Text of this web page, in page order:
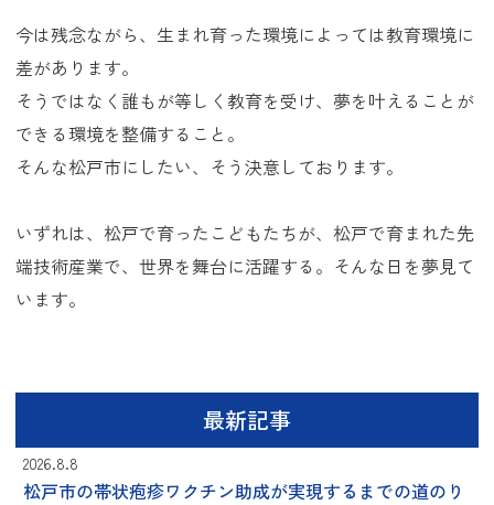
今は残念ながら、生まれ育った環境によっては教育環境に
差があります。
そうではなく誰もが等しく教育を受け、夢を叶えることが
できる環境を整備すること。
そんな松戸市にしたい、そう決意しております。
いずれは、松戸で育ったこどもたちが、松戸で育まれた先
端技術産業で、世界を舞台に活躍する。そんな日を夢見て
います。
最新記事
2026.8.8
松戸市の帯状疱疹ワクチン助成が実現するまでの道のり